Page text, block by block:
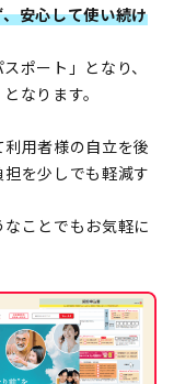
安心して使い続け
ポート」となり、
なります。
用者様の自立を後
を少しでも軽減す
ことでもお気軽に